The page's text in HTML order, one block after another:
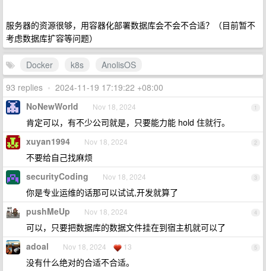
服务器的资源很够，用容器化部署数据库会不会不合适？（目前暂不
考虑数据库扩容等问题）
Docker k8s
AnolisOS
93 replies • 2024-11-19 17:19:22 +08:00
1
NoNewWorld Nov 18, 2024
肯定可以，有不少公司就是，只要能力能 hold 住就行。
2
xuyan1994 Nov 18, 2024
不要给自己找麻烦
3
securityCoding Nov 18, 2024
你是专业运维的话那可以试试,开发就算了
4
pushMeUp Nov 18, 2024
可以，只要把数据库的数据文件挂在到宿主机就可以了
5
adoal Nov 18, 2024 13
没有什么绝对的合适不合适。